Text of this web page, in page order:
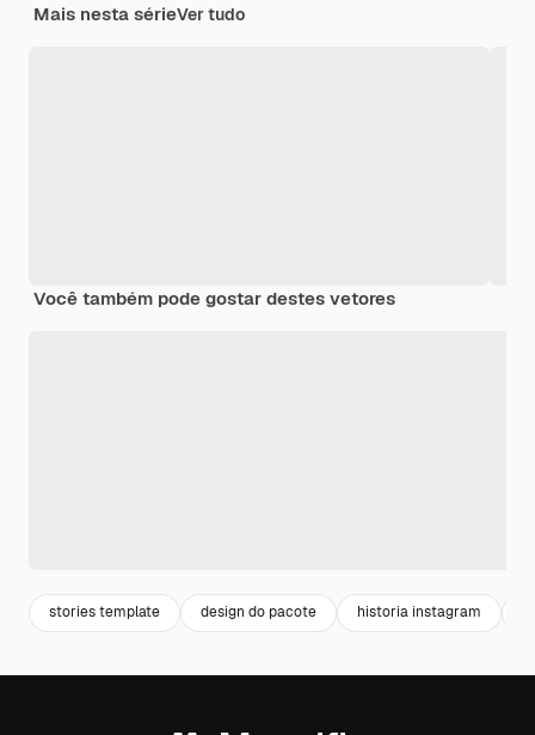
Mais nesta sérieVer tudo
Você também pode gostar destes vetores
stories template design do pacote historia instagram